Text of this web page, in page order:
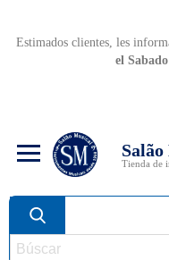
Estimados clientes, les
el
Tienda de